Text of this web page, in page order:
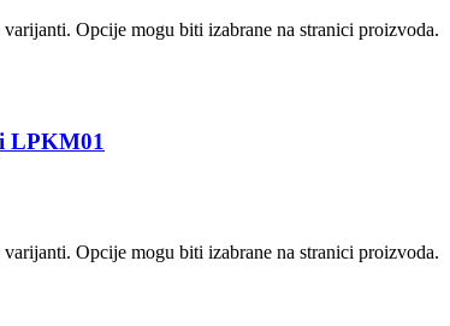
Opcije mogu biti izabrane na stranici proizvoda.
LPKM01
Opcije mogu biti izabrane na stranici proizvoda.